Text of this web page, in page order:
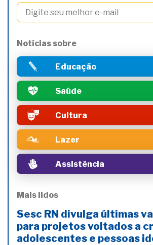
Notícias sobre
Educação
Saúde
Cultura
Lazer
Assistência
Mais lidos
Sesc RN divulga últimas
para projetos voltados a
adolescentes e pessoas